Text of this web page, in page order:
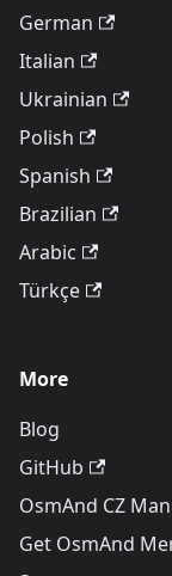
German
Italian
Ukrainian
Polish
Spanish
Brazilian
Arabic
Türkçe
More
Blog
GitHub
OsmAnd CZ
Get OsmAnd